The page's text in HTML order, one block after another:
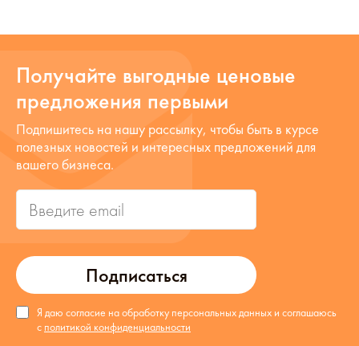
Получайте выгодные ценовые
предложения первыми
Подписаться
Подпишитесь на нашу рассылку, чтобы быть в курсе
полезных новостей и интересных предложений для
вашего бизнеса.
Я даю согласие на обработку персональных данных и соглашаюсь
с политикой конфиденциальности